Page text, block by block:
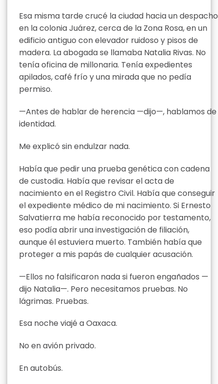
Esa misma tarde crucé la ciudad hacia un despacho
en la colonia Juárez, cerca de la Zona Rosa, en un
edificio antiguo con elevador ruidoso y pisos de
madera. La abogada se llamaba Natalia Rivas. No
tenía oficina de millonaria. Tenía expedientes
apilados, café frío y una mirada que no pedía
permiso.
—Antes de hablar de herencia —dijo—, hablamos de
identidad.
Me explicó sin endulzar nada.
Había que pedir una prueba genética con cadena
de custodia. Había que revisar el acta de
nacimiento en el Registro Civil. Había que conseguir
el expediente médico de mi nacimiento. Si Ernesto
Salvatierra me había reconocido por testamento,
eso podía abrir una investigación de filiación,
aunque él estuviera muerto. También había que
proteger a mis papás de cualquier acusación.
—Ellos no falsificaron nada si fueron engañados —
dijo Natalia—. Pero necesitamos pruebas. No
lágrimas. Pruebas.
Esa noche viajé a Oaxaca.
No en avión privado.
En autobús.